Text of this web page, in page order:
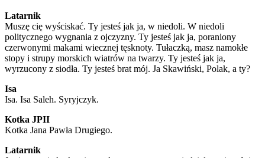
Latarnik
Muszę cię wyściskać. Ty jesteś jak ja, w niedoli. W niedoli
politycznego wygnania z ojczyzny. Ty jesteś jak ja, poraniony
czerwonymi makami wiecznej tęsknoty. Tułaczką, masz namokłe
stopy i strupy morskich wiatrów na twarzy. Ty jesteś jak ja,
wyrzucony z siodła. Ty jesteś brat mój. Ja Skawiński, Polak, a ty?
Isa
Isa. Isa Saleh. Syryjczyk.
Kotka JPII
Kotka Jana Pawła Drugiego.
Latarnik